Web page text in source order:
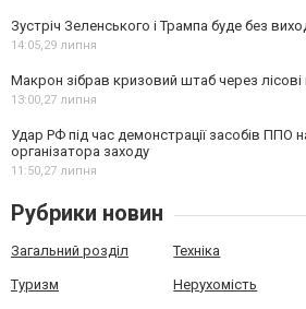
Зустріч Зеленського і Трампа буде без
14:05,29 липня
Макрон зібрав кризовий штаб через лісові
13:00,27 липня
Удар РФ під час демонстрації засобів ППО
організатора заходу
11:50,27 липня
Рубрики новин
Загальний розділ Техніка
Туризм Нерухомість